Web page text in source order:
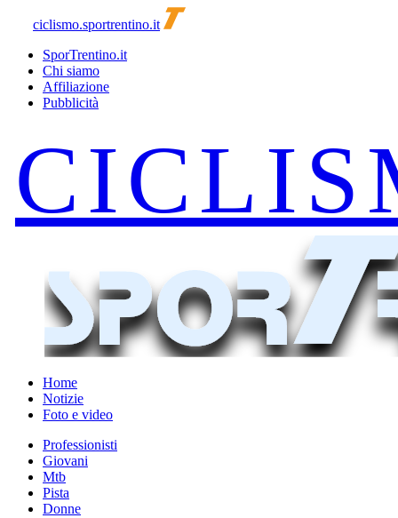
ciclismo.sportrentino.it
SporTrentino.it
Chi siamo
Affiliazione
Pubblicità
Home
Notizie
Foto e video
Professionisti
Giovani
Mtb
Pista
Donne